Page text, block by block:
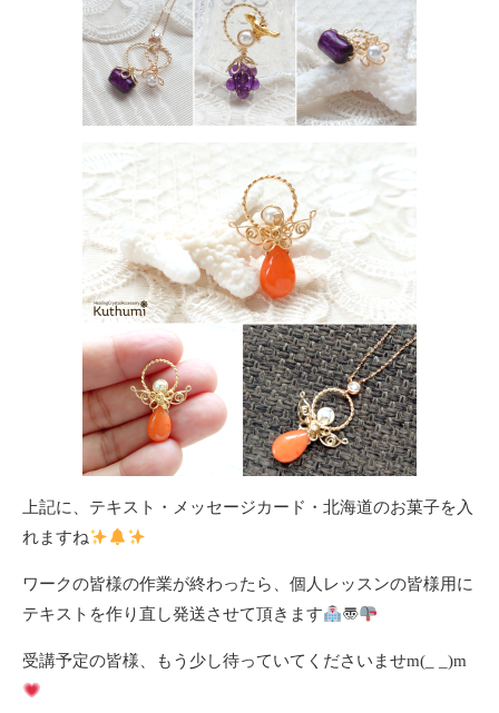
上記に、テキスト・メッセージカード・北海道のお菓子を入
れますね
ワークの皆様の作業が終わったら、個人レッスンの皆様用に
テキストを作り直し発送させて頂きます
〠
受講予定の皆様、もう少し待っていてくださいませm(_ _)m